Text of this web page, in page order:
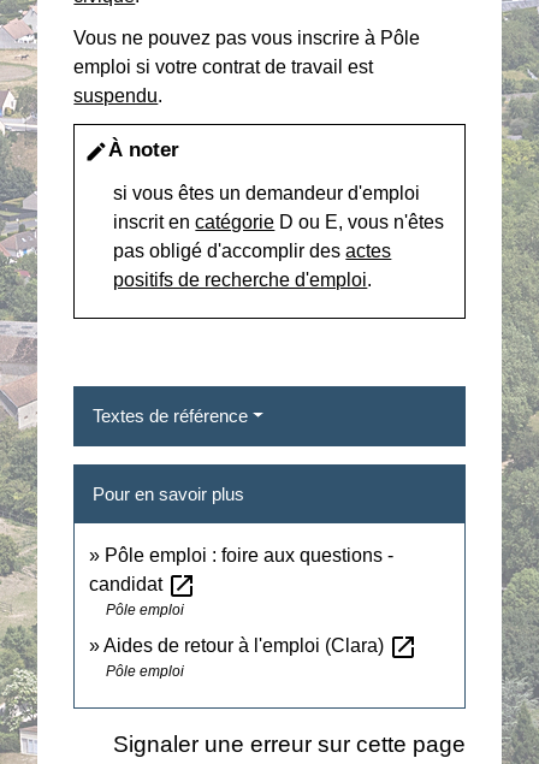
Vous ne pouvez pas vous inscrire à Pôle
emploi si votre contrat de travail est
suspendu.
editÀ noter
si vous êtes un demandeur d'emploi
inscrit encatégorie D ou E, vous n'êtes
pas obligé d'accomplir desactes
positifs de recherche d'emploi.
Textes de référence
Pour en savoir plus
Pôle emploi : foire aux questions -
candidat open_in_new
Pôle emploi
Aides de retour à l'emploi (Clara) open_in_new
Pôle emploi
Signaler une erreur sur cette page